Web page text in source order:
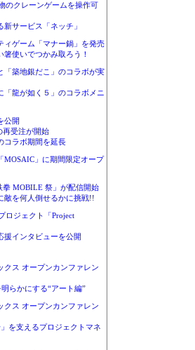
のクレーンゲームを操作可
サービス「ネッチ」
ィゲーム「マナー鍋」を発売
使いでつかみ取ろう！
「築地銀だこ」のコラボが実
「龍が如く５」のコラボメニ
公開
再受注が開始
コラボ期間を延長
MOSAIC」に期間限定オープ
拳 MOBILE 祭」が配信開始
敵を何人倒せるかに挑戦!!
ロジェクト「Project
援インタビューを公開
クス オープンカンファレン
明らかにする“アート編”
クス オープンカンファレン
を支えるプロジェクトマネ